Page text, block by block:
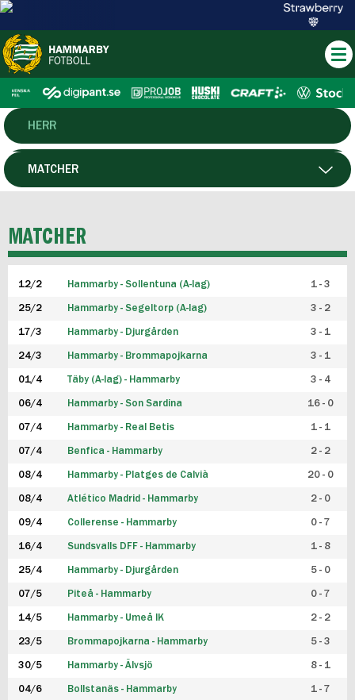
HERR
DAM
P19
F19
FUTSAL HERR
FUTSAL DAM
MATCHER
MATCHER
12/2 Hammarby - Sollentuna (A-lag) 1 - 3
25/2 Hammarby - Segeltorp (A-lag) 3 - 2
17/3 Hammarby - Djurgården 3 - 1
24/3 Hammarby - Brommapojkarna 3 - 1
01/4 Täby (A-lag) - Hammarby 3 - 4
06/4 Hammarby - Son Sardina 16 - 0
07/4 Hammarby - Real Betis 1 - 1
07/4 Benfica - Hammarby 2 - 2
08/4 Hammarby - Platges de Calvià 20 - 0
08/4 Atlético Madrid - Hammarby 2 - 0
09/4 Collerense - Hammarby 0 - 7
16/4 Sundsvalls DFF - Hammarby 1 - 8
25/4 Hammarby - Djurgården 5 - 0
07/5 Piteå - Hammarby 0 - 7
14/5 Hammarby - Umeå IK 2 - 2
23/5 Brommapojkarna - Hammarby 5 - 3
30/5 Hammarby - Älvsjö 8 - 1
04/6 Bollstanäs - Hammarby 1 - 7